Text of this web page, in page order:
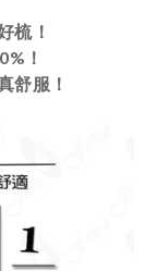
梳！
！
舒服！